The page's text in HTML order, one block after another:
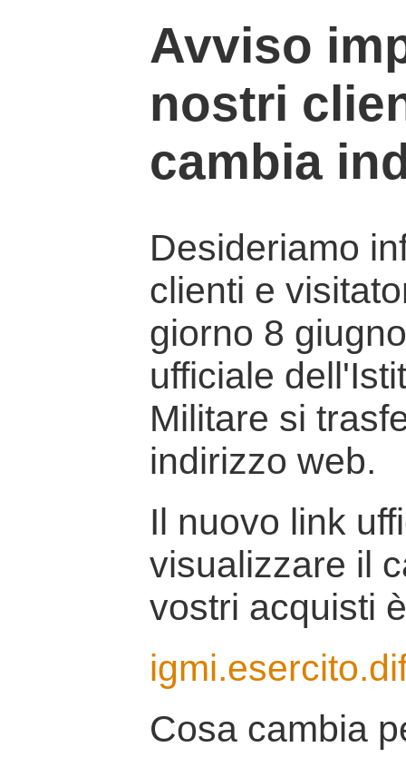
Avviso
nostri
cambia
Desideriamo
clienti e
giorno 8
ufficiale
Militare si
indirizzo web.
Il nuovo link
visualizzare il
vostri acquisti
Cosa cambia